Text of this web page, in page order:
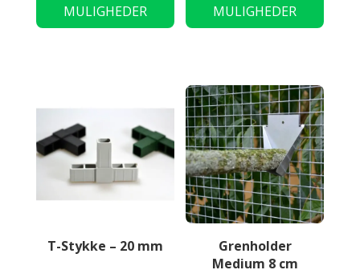
MULIGHEDER
flere
kan
vælges
på
varesiden
MULIGHEDER
kan
på
T-Stykke – 20 mm
Grenholder
Medium 8 cm